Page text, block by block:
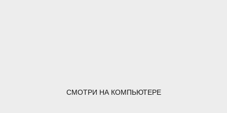
СМОТРИ НА КОМПЬЮТЕРЕ